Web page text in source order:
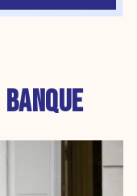
BANQUE